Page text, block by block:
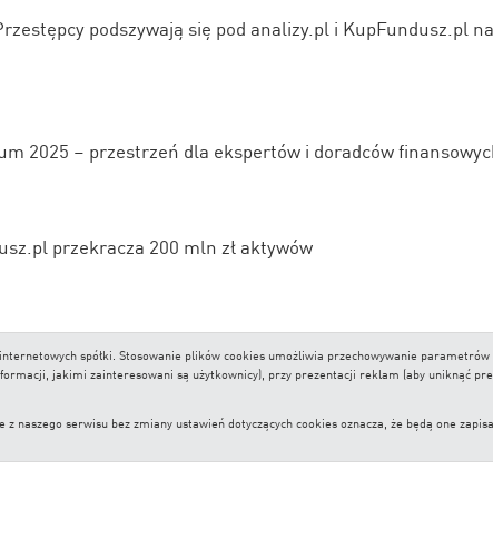
podszywają się pod analizy.pl i KupFundusz.pl
2025 – przestrzeń dla ekspertów i doradców
przekracza 200 mln zł aktywów
spółki. Stosowanie plików cookies umożliwia przechowywanie
jakimi zainteresowani są użytkownicy), przy prezentacji reklam (aby uniknąć
serwisu bez zmiany ustawień dotyczących cookies oznacza, że będą one